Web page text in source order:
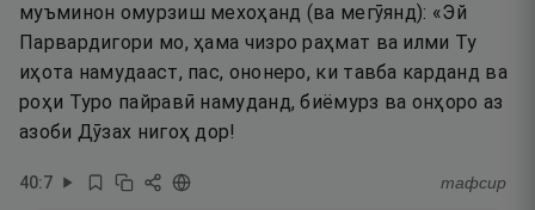
муъминон омурзиш мехоҳанд (ва мегӯянд): «Эй
Парвардигори мо, ҳама чизро раҳмат ва илми Ту
иҳота намудааст, пас, ононеро, ки тавба карданд ва
роҳи Туро пайравӣ намуданд, биёмурз ва онҳоро аз
азоби Дӯзах нигоҳ дор!
40:7 тафсир